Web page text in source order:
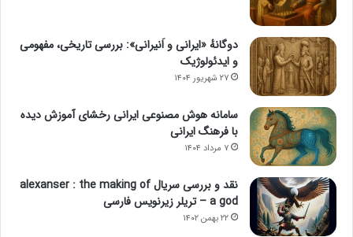
دوگانهٔ «ایرانی و اَنیرانی»: بررسی تاریخی، مفهومی
و ایدئولوژیک
۲۷ شهریور ۱۴۰۴
سامانه هوش مصنوعی ایرانی رخشای آموزش دیده
با فرهنگ ایرانی
۷ مرداد ۱۴۰۴
نقد و بررسی سریال alexanser : the making of
a god – تریلر زیرنویس فارسی
۲۲ بهمن ۱۴۰۲